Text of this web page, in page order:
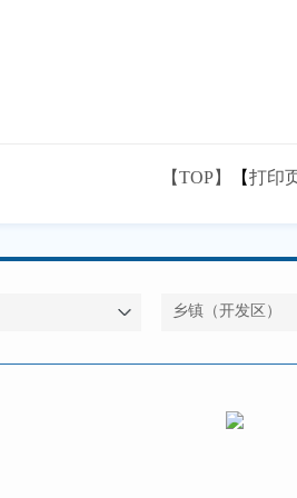
【TOP】 【打印
乡镇（开发区）